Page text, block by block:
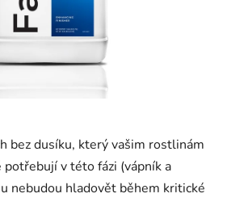
bez dusíku, který vašim rostlinám
v této fázi (vápník a
nebudou hladovět během kritické